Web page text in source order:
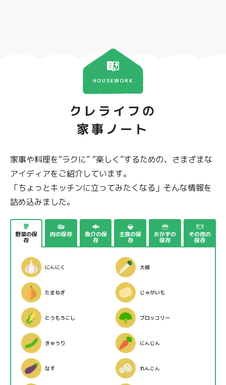
HOUSEWORK
クレライフの
家事ノート
家事や料理を“ラクに” “楽しく”するための、さまざまな
アイディアをご紹介しています。
「ちょっとキッチンに立ってみたくなる」そんな情報を
詰め込みました。
野菜の保
存
肉の保存 魚介の保
存
主食の保
存
おかずの
保存
その他の
保存
にんにく 大根
たまねぎ じゃがいも
とうもろこし ブロッコリー
きゅうり にんじん
なす れんこん